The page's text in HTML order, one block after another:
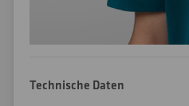
Technische Daten